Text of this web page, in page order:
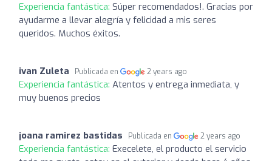
Experiencia fantástica: Súper recomendados!. Gracias por
ayudarme a llevar alegría y felicidad a mis seres
queridos. Muchos éxitos.
ivan Zuleta Publicada en 2 years ago
Experiencia fantástica: Atentos y entrega inmediata, y
muy buenos precios
joana ramirez bastidas Publicada en 2 years ago
Experiencia fantástica: Execelete, el producto el servicio